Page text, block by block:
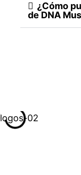
¿Cómo
de DNA